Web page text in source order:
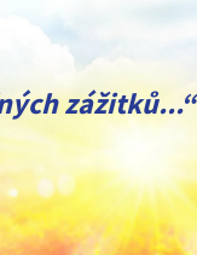
zážitků...“